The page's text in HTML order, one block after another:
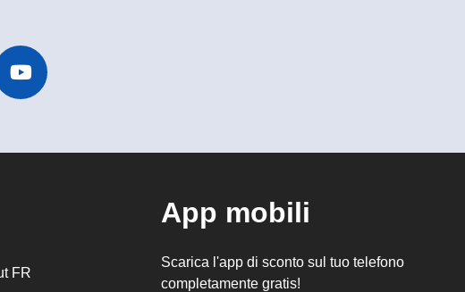
FR
App mobili
Scarica l'app di sconto sul tuo telefono
completamente gratis!